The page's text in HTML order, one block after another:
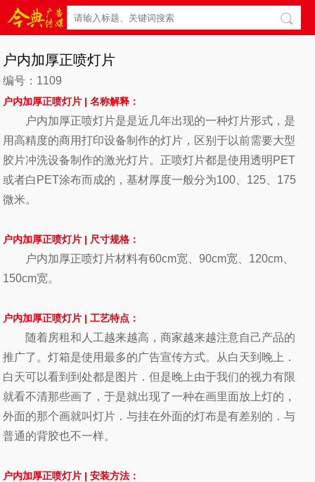
户内加厚正喷灯片
编号：1109
户内加厚正喷灯片 |名称解释：
户内加厚正喷灯片是是近几年出现的一种灯片形式，是
用高精度的商用打印设备制作的灯片，区别于以前需要大型
胶片冲洗设备制作的激光灯片。正喷灯片都是使用透明PET
或者白PET涂布而成的，基材厚度一般分为100、125、175
微米。
户内加厚正喷灯片 | 尺寸规格：
户内加厚正喷灯片材料有60cm宽、90cm宽、120cm、
150cm宽。
户内加厚正喷灯片 |工艺特点：
随着房租和人工越来越高，商家越来越注意自己产品的
推广了。灯箱是使用最多的广告宣传方式。从白天到晚上．
白天可以看到到处都是图片．但是晚上由于我们的视力有限
就看不清那些画了，于是就出现了一种在画里面放上灯的，
外面的那个画就叫灯片．与挂在外面的灯布是有差别的．与
普通的背胶也不一样。
户内加厚正喷灯片 |安装方法：